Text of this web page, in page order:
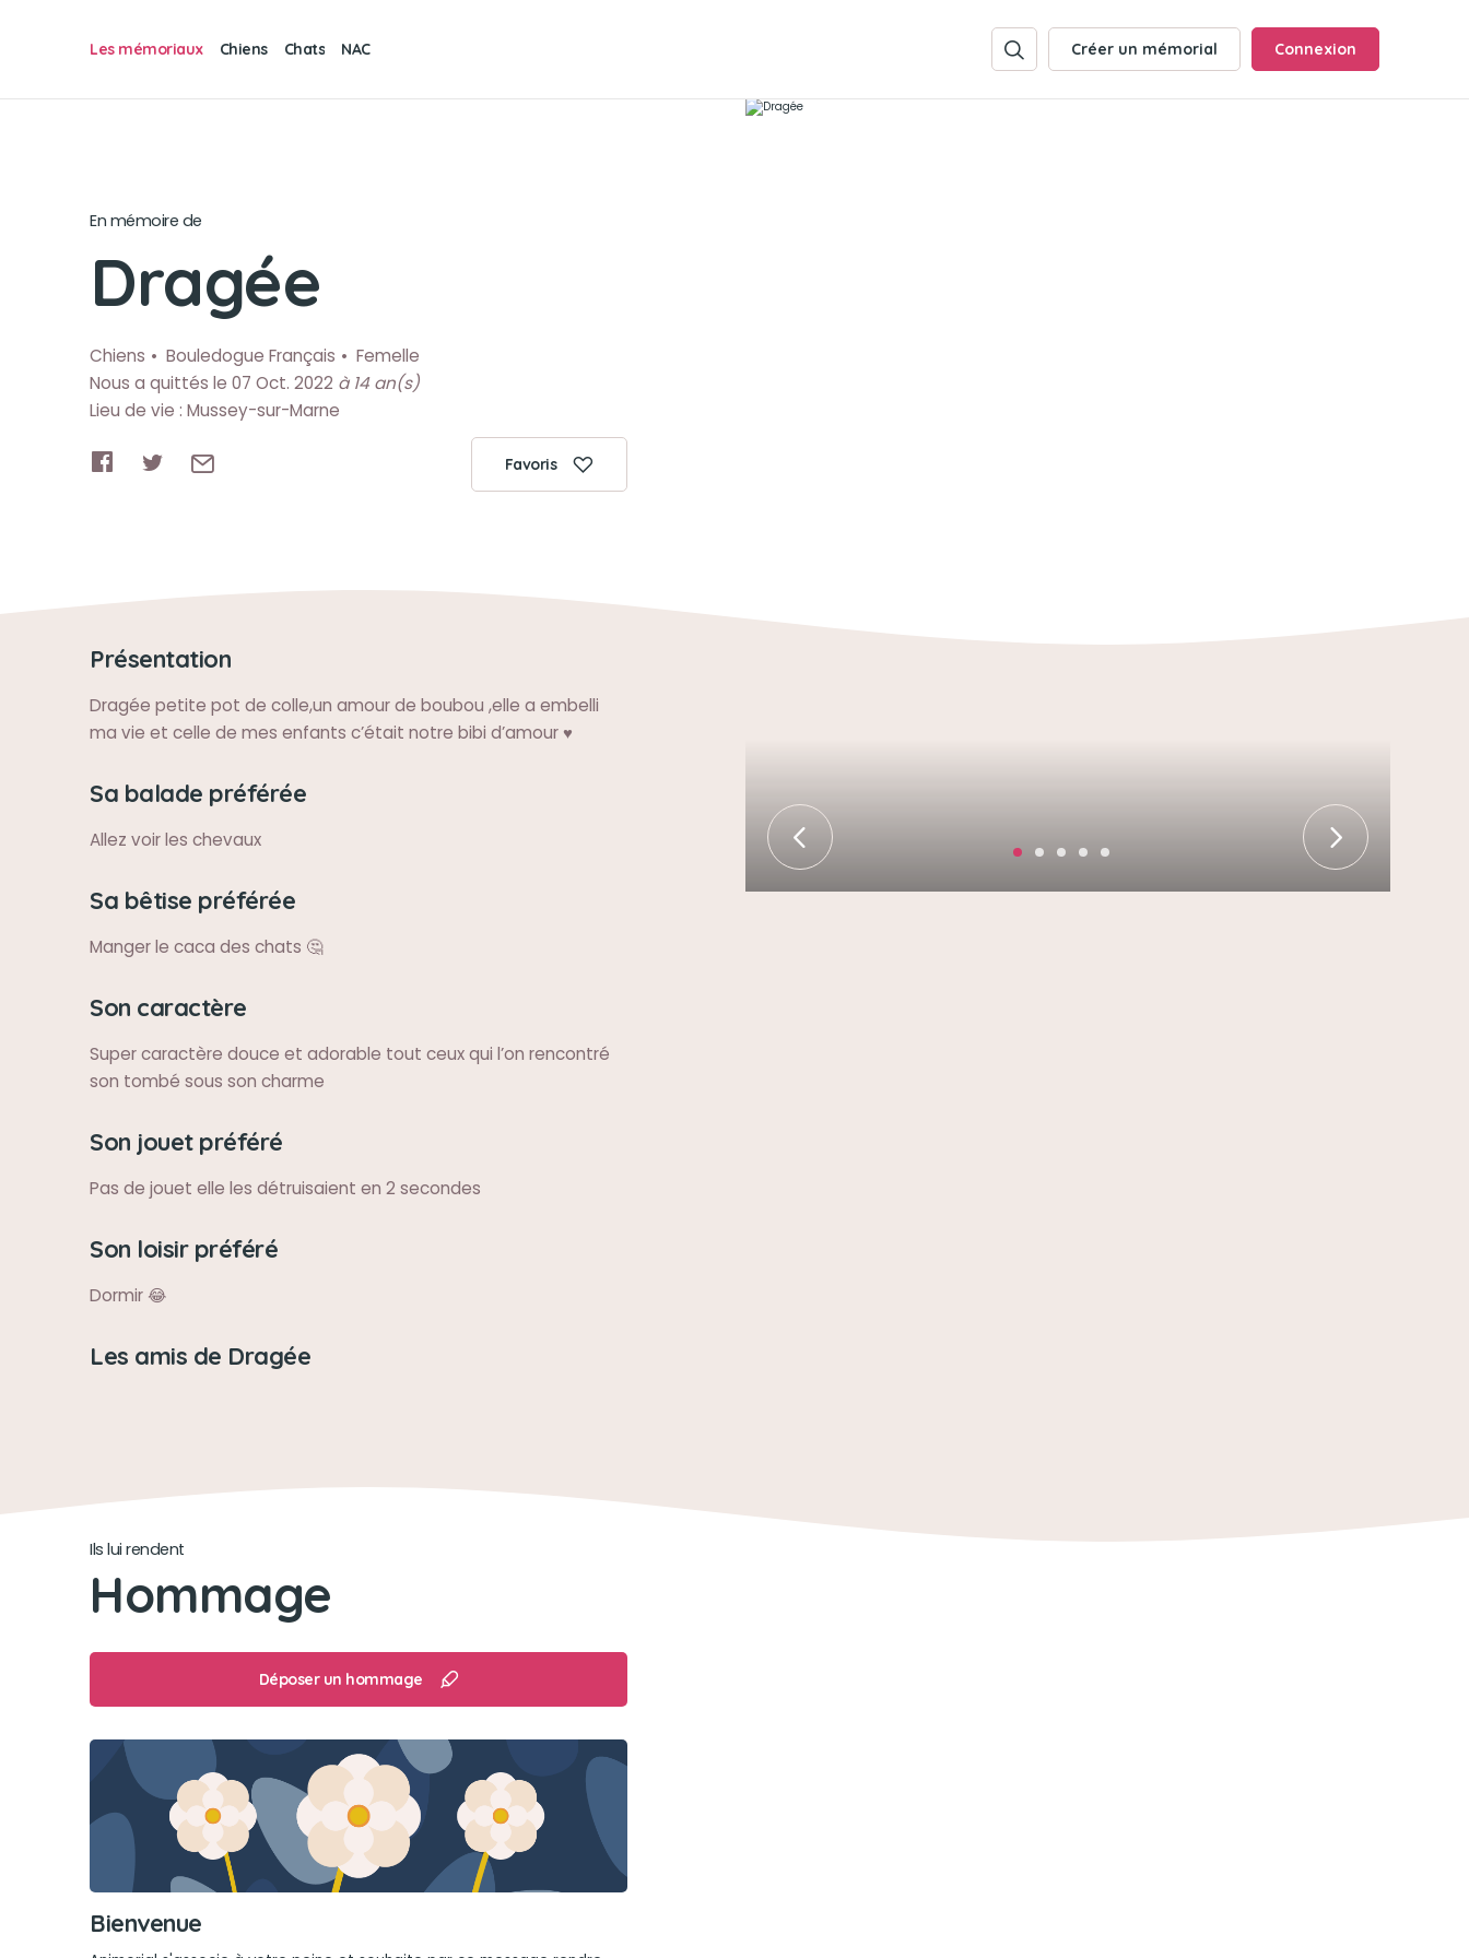
Les mémoriaux Chiens Chats NAC Créer un mémorial Connexion
En mémoire de
Dragée
Chiens Bouledogue Français
Femelle
Nous a quittés le 07 Oct. 2022 à 14 an(s)
Lieu de vie : Mussey-sur-Marne
Favoris
Présentation
Dragée petite pot de colle,un amour de boubou ,elle a embelli
ma vie et celle de mes enfants c’était notre bibi d’amour ♥️
Sa balade préférée
Allez voir les chevaux
Sa bêtise préférée
Manger le caca des chats 🤔
Son caractère
Super caractère douce et adorable tout ceux qui l’on rencontré
son tombé sous son charme
Son jouet préféré
Pas de jouet elle les détruisaient en 2 secondes
Son loisir préféré
Dormir 😂
Les amis de Dragée
Ils lui rendent
Hommage
Déposer un hommage
Bienvenue